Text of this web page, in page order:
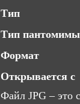
Тип
Тип пантомимы
Формат
Открывается с
Файл JPG – это